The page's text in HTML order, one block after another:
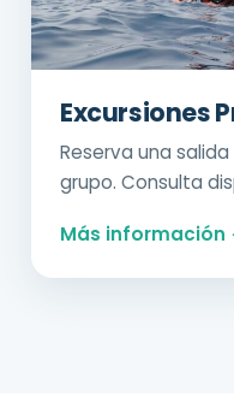
Excursiones
Reserva una
grupo. Consulta
Más información